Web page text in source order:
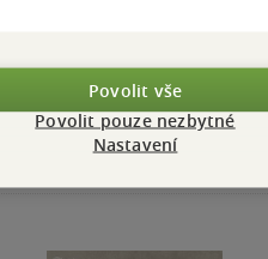
Povolit vše
Povolit pouze nezbytné
Nastavení